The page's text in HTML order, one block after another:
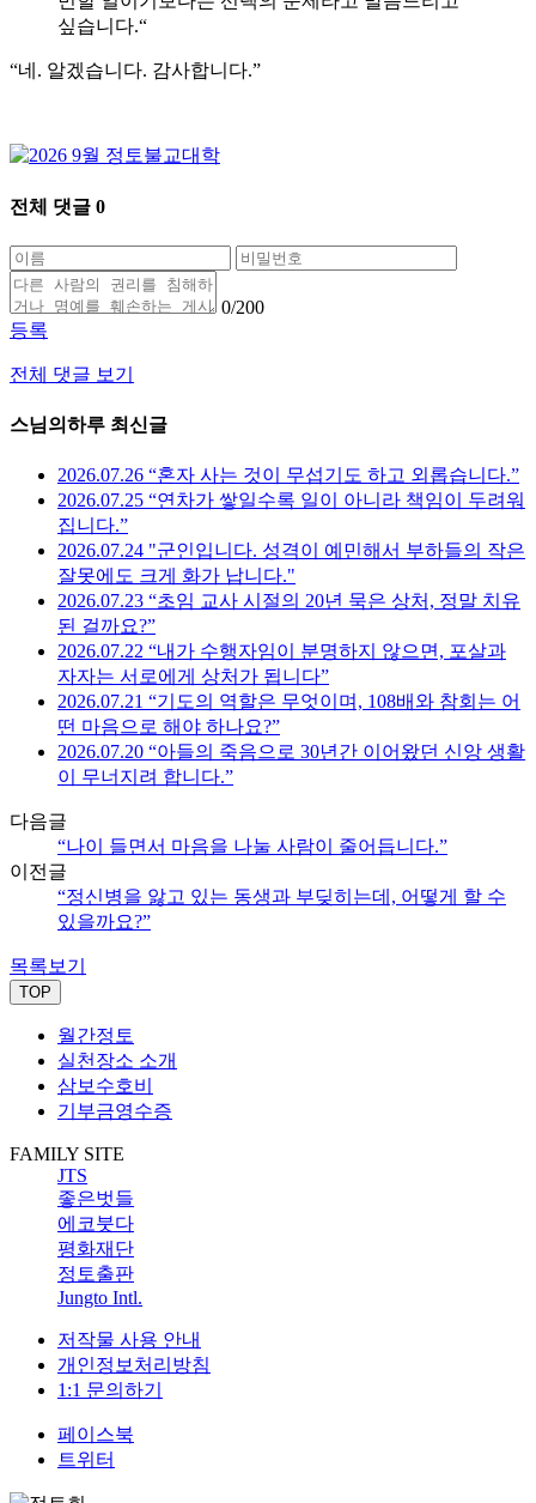
싶습니다.“
“네. 알겠습니다. 감사합니다.”
전체 댓글 0
0/200
등록
전체 댓글 보기
스님의하루 최신글
2026.07.26 “혼자 사는 것이 무섭기도 하고 외롭습니다.”
2026.07.25 “연차가 쌓일수록 일이 아니라 책임이 두려워
집니다.”
2026.07.24 "군인입니다. 성격이 예민해서 부하들의 작은
잘못에도 크게 화가 납니다."
2026.07.23 “초임 교사 시절의 20년 묵은 상처, 정말 치유
된 걸까요?”
2026.07.22 “내가 수행자임이 분명하지 않으면, 포살과
자자는 서로에게 상처가 됩니다”
2026.07.21 “기도의 역할은 무엇이며, 108배와 참회는 어
떤 마음으로 해야 하나요?”
2026.07.20 “아들의 죽음으로 30년간 이어왔던 신앙 생활
이 무너지려 합니다.”
다음글
“나이 들면서 마음을 나눌 사람이 줄어듭니다.”
이전글
“정신병을 앓고 있는 동생과 부딪히는데, 어떻게 할 수
있을까요?”
목록보기
TOP
월간정토
실천장소 소개
삼보수호비
기부금영수증
FAMILY SITE
JTS
좋은벗들
에코붓다
평화재단
정토출판
Jungto Intl.
저작물 사용 안내
개인정보처리방침
1:1 문의하기
페이스북
트위터